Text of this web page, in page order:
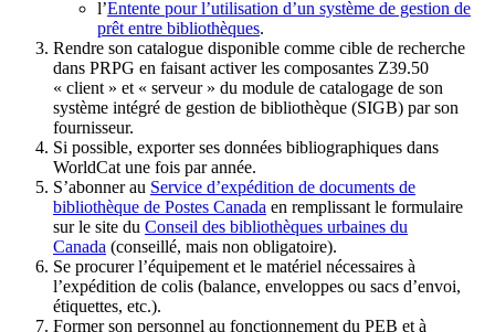
l’Entente pour l’utilisation d’un système de gestion de
prêt entre bibliothèques.
Rendre son catalogue disponible comme cible de recherche
dans PRPG en faisant activer les composantes Z39.50
« client » et « serveur » du module de catalogage de son
système intégré de gestion de bibliothèque (SIGB) par son
fournisseur.
Si possible, exporter ses données bibliographiques dans
WorldCat une fois par année.
S’abonner au Service d’expédition de documents de
bibliothèque de Postes Canada en remplissant le formulaire
sur le site du Conseil des bibliothèques urbaines du
Canada (conseillé, mais non obligatoire).
Se procurer l’équipement et le matériel nécessaires à
l’expédition de colis (balance, enveloppes ou sacs d’envoi,
étiquettes, etc.).
Former son personnel au fonctionnement du PEB et à